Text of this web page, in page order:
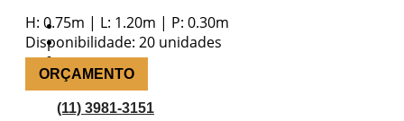
Portfólio
Blog
Orçamento
H: 0.75m | L: 1.20m | P: 0.30m
Disponibilidade: 20 unidades
ORÇAMENTO
(11) 3981-3151